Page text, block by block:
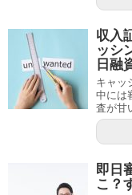
収入
ッシ
日融
キャッ
中には
査が甘
即日
こ？